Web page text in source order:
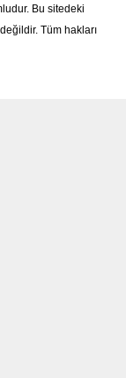
Bu sitedeki
Tüm hakları